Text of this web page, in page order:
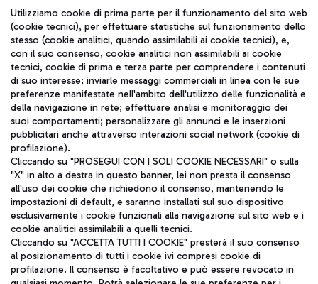
Seguici sui social
TRAVEL JOURNAL
ITA
Aeroporti di Roma S.p.A. - Società soggetta a direzione e
coordinamento di Mundys S.p.A.
Codice fiscale e Registro delle Imprese di Roma 13032990155 P.
IVA 06572251004
Utilizziamo cookie di prima parte per il funzionamento del sito web
(cookie tecnici), per effettuare statistiche sul funzionamento dello
stesso (cookie analitici, quando assimilabili ai cookie tecnici), e,
con il suo consenso, cookie analitici non assimilabili ai cookie
tecnici, cookie di prima e terza parte per comprendere i contenuti
di suo interesse; inviarle messaggi commerciali in linea con le sue
preferenze manifestate nell'ambito dell'utilizzo delle funzionalità e
della navigazione in rete; effettuare analisi e monitoraggio dei
suoi comportamenti; personalizzare gli annunci e le inserzioni
pubblicitari anche attraverso interazioni social network (cookie di
profilazione).
Cliccando su "PROSEGUI CON I SOLI COOKIE NECESSARI" o sulla
"X" in alto a destra in questo banner, lei non presta il consenso
all'uso dei cookie che richiedono il consenso, mantenendo le
impostazioni di default, e saranno installati sul suo dispositivo
esclusivamente i cookie funzionali alla navigazione sul sito web e i
cookie analitici assimilabili a quelli tecnici.
Cliccando su "ACCETTA TUTTI I COOKIE" presterà il suo consenso
al posizionamento di tutti i cookie ivi compresi cookie di
profilazione. Il consenso è facoltativo e può essere revocato in